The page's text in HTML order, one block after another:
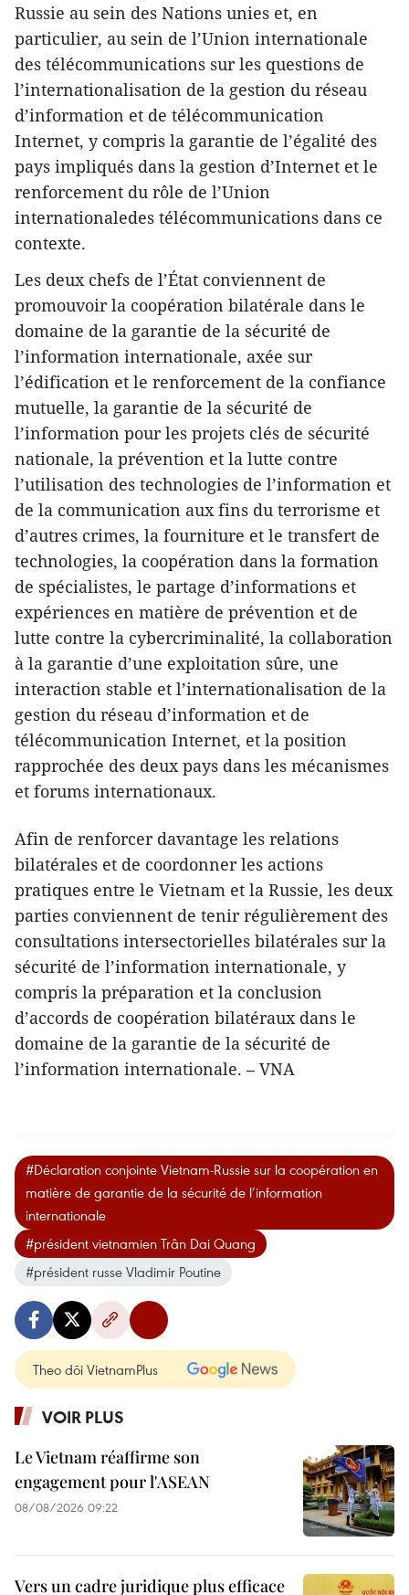
Russie au sein des Nations unies et, en
particulier, au sein de l’Union internationale
des télécommunications sur les questions de
l’internationalisation de la gestion du réseau
d’information et de télécommunication
Internet, y compris la garantie de l’égalité des
pays impliqués dans la gestion d’Internet et le
renforcement du rôle de l’Union
internationaledes télécommunications dans ce
contexte.
Les deux chefs de l’État conviennent de
promouvoir la coopération bilatérale dans le
domaine de la garantie de la sécurité de
l’information internationale, axée sur
l’édification et le renforcement de la confiance
mutuelle, la garantie de la sécurité de
l’information pour les projets clés de sécurité
nationale, la prévention et la lutte contre
l’utilisation des technologies de l’information et
de la communication aux fins du terrorisme et
d’autres crimes, la fourniture et le transfert de
technologies, la coopération dans la formation
de spécialistes, le partage d’informations et
expériences en matière de prévention et de
lutte contre la cybercriminalité, la collaboration
à la garantie d’une exploitation sûre, une
interaction stable et l’internationalisation de la
gestion du réseau d’information et de
télécommunication Internet, et la position
rapprochée des deux pays dans les mécanismes
et forums internationaux.
Afin de renforcer davantage les relations
bilatérales et de coordonner les actions
pratiques entre le Vietnam et la Russie, les deux
parties conviennent de tenir régulièrement des
consultations intersectorielles bilatérales sur la
sécurité de l’information internationale, y
compris la préparation et la conclusion
d’accords de coopération bilatéraux dans le
domaine de la garantie de la sécurité de
l’information internationale. – VNA
#Déclaration conjointe Vietnam-Russie sur la coopération en
matière de garantie de la sécurité de l’information
internationale
#président vietnamien Trân Dai Quang
#président russe Vladimir Poutine
Theo dõi VietnamPlus
VOIR PLUS
Le Vietnam réaffirme son
engagement pour l'ASEAN
08/08/2026 09:22
Vers un cadre juridique plus efficace